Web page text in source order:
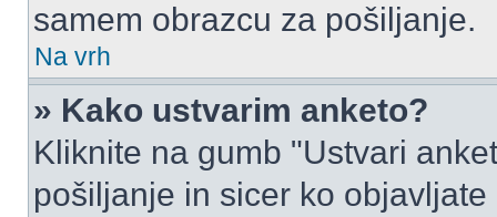
samem obrazcu za pošiljanje.
Na vrh
» Kako ustvarim anketo?
Kliknite na gumb "Ustvari
pošiljanje in sicer ko